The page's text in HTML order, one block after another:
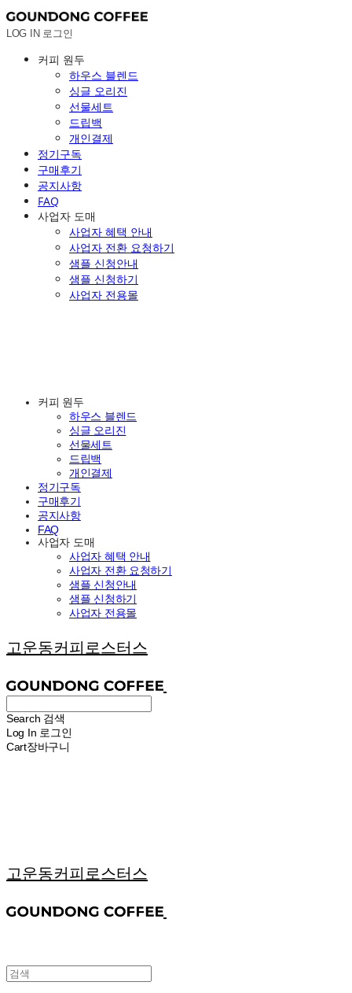
LOG IN 로그인
커피 원두
하우스 블렌드
싱글 오리진
선물세트
드립백
개인결제
정기구독
구매후기
공지사항
FAQ
사업자 도매
사업자 혜택 안내
사업자 전환 요청하기
샘플 신청안내
샘플 신청하기
사업자 전용몰
커피 원두
하우스 블렌드
싱글 오리진
선물세트
드립백
개인결제
정기구독
구매후기
공지사항
FAQ
사업자 도매
사업자 혜택 안내
사업자 전환 요청하기
샘플 신청안내
샘플 신청하기
사업자 전용몰
고운동커피로스터스
Search 검색
Log In 로그인
Cart장바구니
고운동커피로스터스